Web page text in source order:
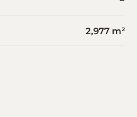
2,977 m²